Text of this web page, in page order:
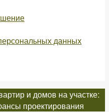
данных
и домов на участке:
проектирования